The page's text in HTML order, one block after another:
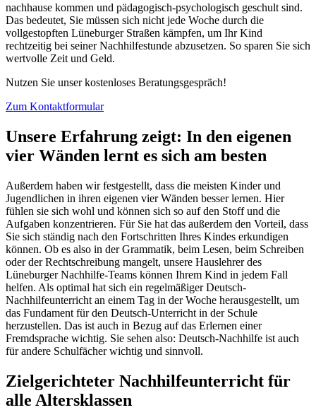
nachhause kommen und pädagogisch-psychologisch geschult sind.
Das bedeutet, Sie müssen sich nicht jede Woche durch die
vollgestopften Lüneburger Straßen kämpfen, um Ihr Kind
rechtzeitig bei seiner Nachhilfestunde abzusetzen. So sparen Sie sich
wertvolle Zeit und Geld.
Nutzen Sie unser kostenloses Beratungsgespräch!
Zum Kontaktformular
Unsere Erfahrung zeigt: In den eigenen
vier Wänden lernt es sich am besten
Außerdem haben wir festgestellt, dass die meisten Kinder und
Jugendlichen in ihren eigenen vier Wänden besser lernen. Hier
fühlen sie sich wohl und können sich so auf den Stoff und die
Aufgaben konzentrieren. Für Sie hat das außerdem den Vorteil, dass
Sie sich ständig nach den Fortschritten Ihres Kindes erkundigen
können. Ob es also in der Grammatik, beim Lesen, beim Schreiben
oder der Rechtschreibung mangelt, unsere Hauslehrer des
Lüneburger Nachhilfe-Teams können Ihrem Kind in jedem Fall
helfen. Als optimal hat sich ein regelmäßiger Deutsch-
Nachhilfeunterricht an einem Tag in der Woche herausgestellt, um
das Fundament für den Deutsch-Unterricht in der Schule
herzustellen. Das ist auch in Bezug auf das Erlernen einer
Fremdsprache wichtig. Sie sehen also: Deutsch-Nachhilfe ist auch
für andere Schulfächer wichtig und sinnvoll.
Zielgerichteter Nachhilfeunterricht für
alle Altersklassen